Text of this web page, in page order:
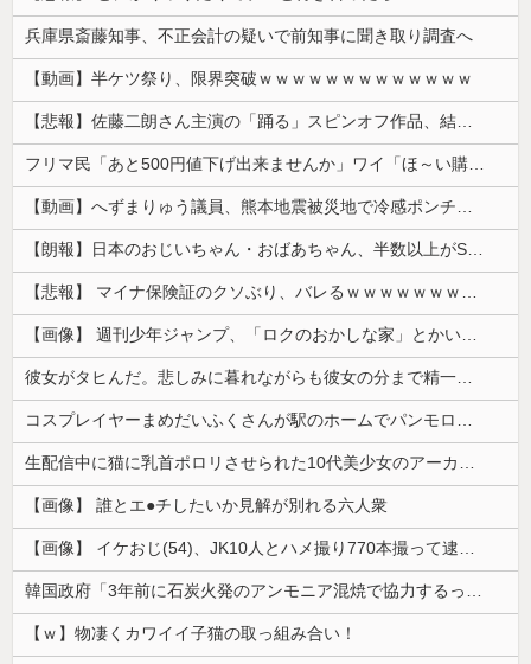
兵庫県斎藤知事、不正会計の疑いで前知事に聞き取り調査へ
【動画】半ケツ祭り、限界突破ｗｗｗｗｗｗｗｗｗｗｗｗｗ
【画像】 誰とエ●チしたいか見解が別れる六人衆
【ｗ】物凄くカワイイ子猫の取っ組み合い！